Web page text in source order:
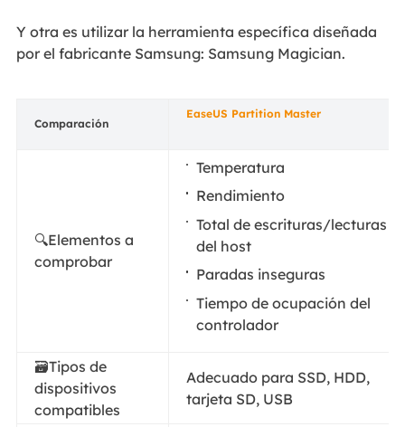
Y otra es utilizar la herramienta específica diseñada
por el fabricante Samsung: Samsung Magician.
Comparación
EaseUS Partition Master
🔍Elementos a
comprobar
Temperatura
Rendimiento
Total de escrituras/lecturas
del host
Paradas inseguras
Tiempo de ocupación del
controlador
🗃️Tipos de
dispositivos
compatibles
Adecuado para SSD, HDD,
tarjeta SD, USB